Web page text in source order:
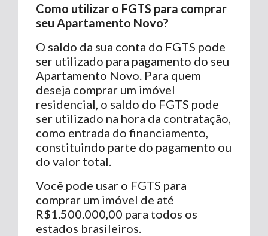
Como utilizar o FGTS para comprar
seu Apartamento Novo?
O saldo da sua conta do FGTS pode
ser utilizado para pagamento do seu
Apartamento Novo. Para quem
deseja comprar um imóvel
residencial, o saldo do FGTS pode
ser utilizado na hora da contratação,
como entrada do financiamento,
constituindo parte do pagamento ou
do valor total.
Você pode usar o FGTS para
comprar um imóvel de até
R$1.500.000,00 para todos os
estados brasileiros.